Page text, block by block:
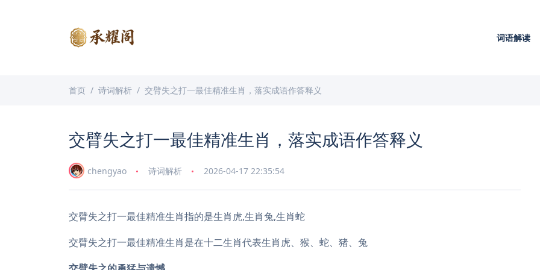
词语解读
首页 诗词解析 交臂失之打一最佳精准生肖，落实成语作答释义
交臂失之打一最佳精准生肖，落实成语作答释义
chengyao 诗词解析 2026-04-17 22:35:54
交臂失之打一最佳精准生肖指的是生肖虎,生肖兔,生肖蛇
交臂失之打一最佳精准生肖是在十二生肖代表生肖虎、猴、蛇、猪、兔